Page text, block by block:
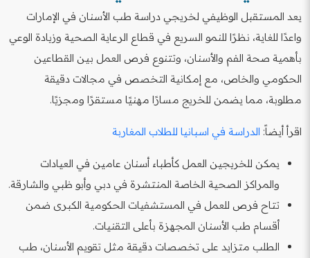
يعد المستقبل الوظيفي لخريجي دراسة طب الأسنان في الإمارات
واعدًا للغاية، نظرًا للنمو السريع في قطاع الرعاية الصحية وزيادة الوعي
بأهمية صحة الفم والأسنان، وتتنوع فرص العمل بين القطاعين
الحكومي والخاص، مع إمكانية التخصص في مجالات دقيقة
مطلوبة، مما يضمن للخريج مسارًا مهنيًا مستقرًا ومجزيًا.
اقرأ أيضاً: الدراسة في اسبانيا للطلاب المغاربة
يمكن للخريجين العمل كأطباء أسنان عامين في العيادات
والمراكز الصحية الخاصة المنتشرة في دبي وأبو ظبي والشارقة.
تتاح فرص للعمل في المستشفيات الحكومية الكبرى ضمن
أقسام طب الأسنان المجهزة بأعلى التقنيات.
الطلب متزايد على تخصصات دقيقة مثل تقويم الأسنان، طب